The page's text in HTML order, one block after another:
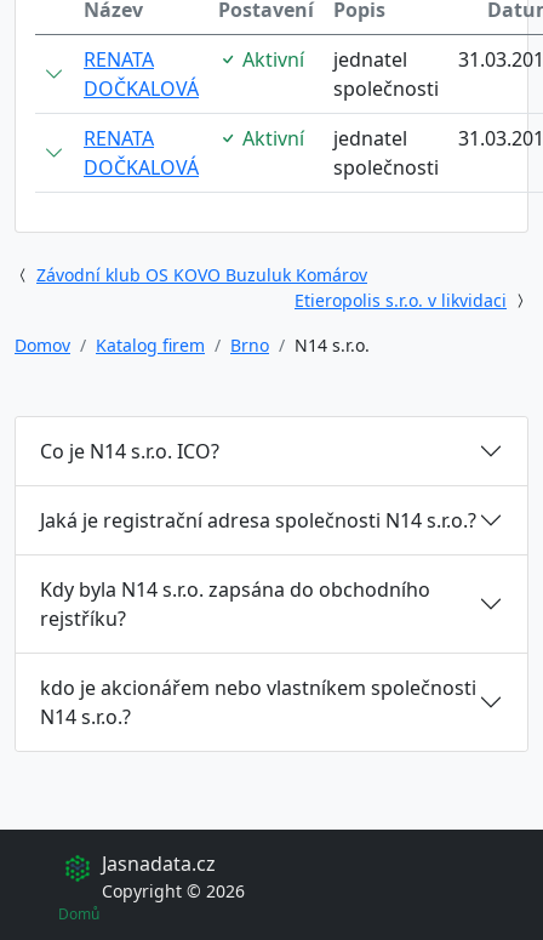
Název
Postavení Popis
RENATA
DOČKALOVÁ
Aktivní
jednatel
společnosti
RENATA
DOČKALOVÁ
Aktivní
jednatel
společnosti
Závodní klub OS KOVO Buzuluk Komárov
Etieropolis s.r.o. v likvidaci
Domov
Katalog firem Brno N14 s.r.o.
Co je N14 s.r.o. ICO?
Jaká je registrační adresa společnosti N14 s.r.o.?
Kdy byla N14 s.r.o. zapsána do obchodního
rejstříku?
kdo je akcionářem nebo vlastníkem společnosti
N14 s.r.o.?
Jasnadata.cz
Copyright © 2026
Domů